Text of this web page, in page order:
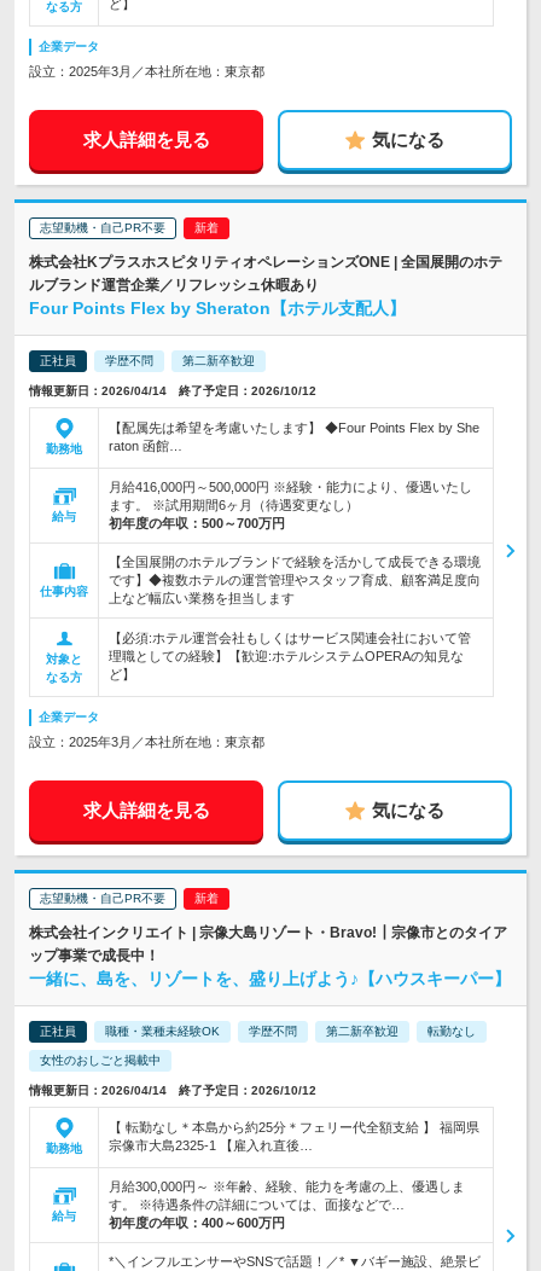
なる方 ど】
企業データ
設立：2025年3月／本社所在地：東京都
求人詳細を見る 気になる
志望動機・自己PR不要
株式会社KプラスホスピタリティオペレーションズONE | 全国展開のホテ
ルブランド運営企業／リフレッシュ休暇あり
Four Points Flex by Sheraton【ホテル支配人】
正社員 学歴不問 第二新卒歓迎
情報更新日：2026/04/14 終了予定日：2026/10/12
勤務地
【配属先は希望を考慮いたします】 ◆Four Points Flex by She
raton 函館…
給与
月給416,000円～500,000円 ※経験・能力により、優遇いたし
ます。 ※試用期間6ヶ月（待遇変更なし）
初年度の年収： 500～700万円
仕事内容
【全国展開のホテルブランドで経験を活かして成長できる環境
です】◆複数ホテルの運営管理やスタッフ育成、顧客満足度向
上など幅広い業務を担当します
対象と
なる方
【必須:ホテル運営会社もしくはサービス関連会社において管
理職としての経験】【歓迎:ホテルシステムOPERAの知見な
ど】
企業データ
設立：2025年3月／本社所在地：東京都
求人詳細を見る 気になる
志望動機・自己PR不要
株式会社インクリエイト | 宗像大島リゾート・Bravo!┃宗像市とのタイア
ップ事業で成長中！
一緒に、島を、リゾートを、盛り上げよう♪【ハウスキーパー】
正社員 職種・業種未経験OK 学歴不問 第二新卒歓迎 転勤なし
女性のおしごと掲載中
情報更新日：2026/04/14 終了予定日：2026/10/12
勤務地
【 転勤なし＊本島から約25分＊フェリー代全額支給 】 福岡県
宗像市大島2325-1 【雇入れ直後…
給与
月給300,000円～ ※年齢、経験、能力を考慮の上、優遇しま
す。 ※待遇条件の詳細については、面接などで…
初年度の年収： 400～600万円
*＼インフルエンサーやSNSで話題！／* ▼バギー施設、絶景ビ